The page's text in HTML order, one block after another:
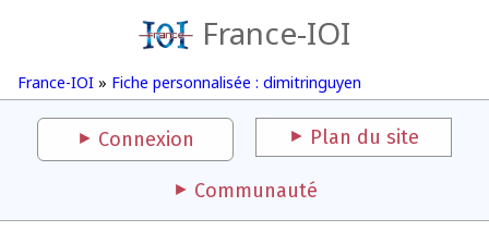
France-IOI
France-IOI » Fiche personnalisée : dimitringuyen
Connexion Plan du site
Communauté